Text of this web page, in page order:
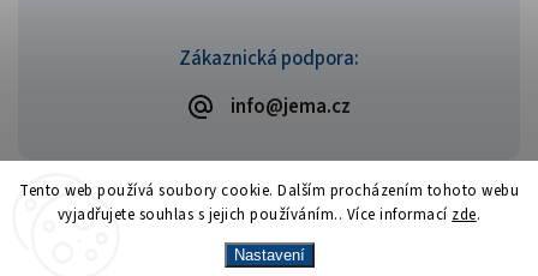
Tento web používá soubory cookie. Dalším procházením tohoto webu
vyjadřujete souhlas s jejich používáním.. Více informací zde.
Nastavení
Zákaznická podpora:
info@jema.cz
Copyright 2026JEMA.cz. Všechna práva vyhrazena.
VytvořilShoptet| Design